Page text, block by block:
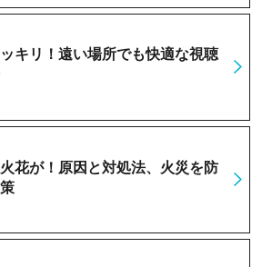
キリ！遠い場所でも快適な視聴
花が！原因と対処法、火災を防